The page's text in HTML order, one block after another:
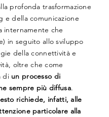
profonda trasformazione
e della comunicazione
internamente che
in seguito allo sviluppo
della connettività e
oltre che come
di un processo di
sempre più diffusa.
richiede, infatti, alle
particolare alla